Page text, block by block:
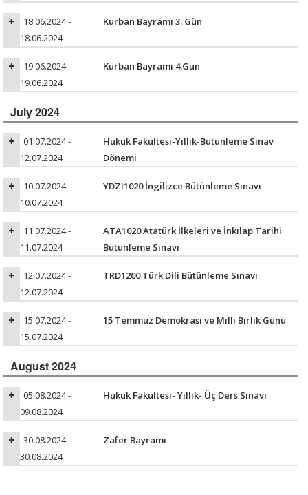
18.06.2024 -
18.06.2024
Kurban Bayramı 3. Gün
19.06.2024 -
19.06.2024
Kurban Bayramı 4.Gün
July 2024
01.07.2024 -
12.07.2024
Hukuk Fakültesi-Yıllık-Bütünleme Sınav
Dönemi
10.07.2024 -
10.07.2024
YDZI1020 İngilizce Bütünleme Sınavı
11.07.2024 -
11.07.2024
ATA1020 Atatürk İlkeleri ve İnkılap Tarihi
Bütünleme Sınavı
12.07.2024 -
12.07.2024
TRD1200 Türk Dili Bütünleme Sınavı
15.07.2024 -
15.07.2024
15 Temmuz Demokrasi ve Milli Birlik Günü
August 2024
05.08.2024 -
09.08.2024
Hukuk Fakültesi- Yıllık- Üç Ders Sınavı
30.08.2024 -
30.08.2024
Zafer Bayramı